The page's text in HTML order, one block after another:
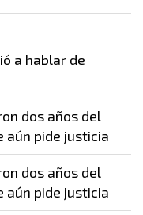
a hablar de
dos años del
aún pide justicia
dos años del
aún pide justicia